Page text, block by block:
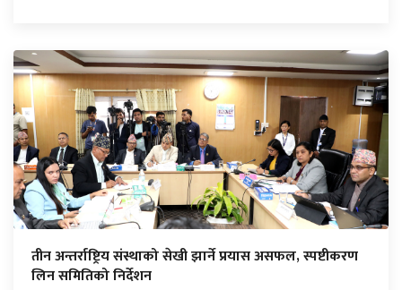
तीन अन्तर्राष्ट्रिय संस्थाको सेखी झार्ने प्रयास असफल, स्पष्टीकरण
लिन समितिको निर्देशन